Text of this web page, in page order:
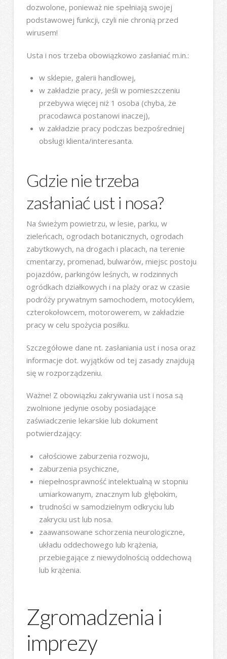
dozwolone, ponieważ nie spełniają swojej
podstawowej funkcji, czyli nie chronią przed
wirusem!
Usta i nos trzeba obowiązkowo zasłaniać m.in.:
w sklepie, galerii handlowej,
w zakładzie pracy, jeśli w pomieszczeniu
przebywa więcej niż 1 osoba (chyba, że
pracodawca postanowi inaczej),
w zakładzie pracy podczas bezpośredniej
obsługi klienta/interesanta.
Gdzie nie trzeba
zasłaniać ust i nosa?
Na świeżym powietrzu, w lesie, parku, w
zieleńcach, ogrodach botanicznych, ogrodach
zabytkowych, na drogach i placach, na terenie
cmentarzy, promenad, bulwarów, miejsc postoju
pojazdów, parkingów leśnych, w rodzinnych
ogródkach działkowych i na plaży oraz w czasie
podróży prywatnym samochodem, motocyklem,
czterokołowcem, motorowerem, w zakładzie
pracy w celu spożycia posiłku.
Szczegółowe dane nt. zasłaniania ust i nosa oraz
informacje dot. wyjątków od tej zasady znajdują
się w rozporządzeniu.
Ważne! Z obowiązku zakrywania ust i nosa są
zwolnione jedynie osoby posiadające
zaświadczenie lekarskie lub dokument
potwierdzający:
całościowe zaburzenia rozwoju,
zaburzenia psychiczne,
niepełnosprawność intelektualną w stopniu
umiarkowanym, znacznym lub głębokim,
trudności w samodzielnym odkryciu lub
zakryciu ust lub nosa.
zaawansowane schorzenia neurologiczne,
układu oddechowego lub krążenia,
przebiegające z niewydolnością oddechową
lub krążenia.
Zgromadzenia i
imprezy